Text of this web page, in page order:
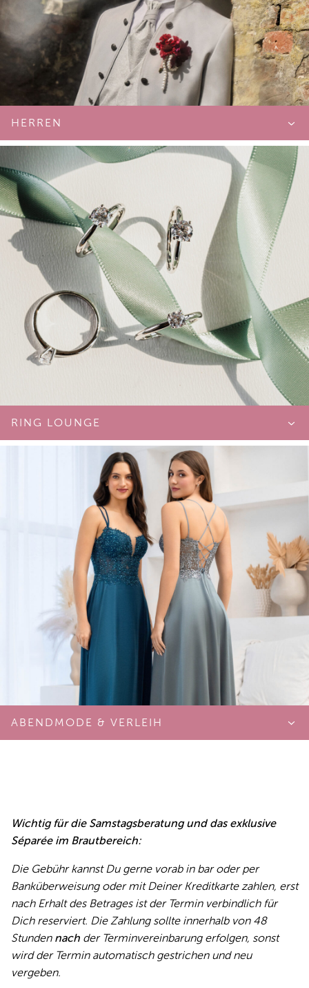
Montag bis Donnerstag
Beratungsdauer: 1,5h
OUTLET SÉPARÉE WEEKEND
Beratungsdauer: 1,5h
HERREN
BRÄUTIGAM & HERREN
Kostenfrei
Montag bis Samstag
Beratungsdauer: 1,5h
RING LOUNGE
Beratungsdauer: 1,5h
ABENDMODE & VERLEIH
keine Einzelberatung
keine Getränke
FEST- UND ABENDMODE-SUITE
100€
exklusive VIP-Beratung
1:1 Einzelberatung
Montag bis Samstag
Wichtig für die Samstagsberatung und das exklusive
Séparée im Brautbereich:
Die Gebühr kannst Du gerne vorab in bar oder per
Banküberweisung oder mit Deiner Kreditkarte zahlen, erst
nach Erhalt des Betrages ist der Termin verbindlich für
Dich reserviert. Die Zahlung sollte innerhalb von 48
Stunden nach der Terminvereinbarung erfolgen, sonst
wird der Termin automatisch gestrichen und neu
vergeben.